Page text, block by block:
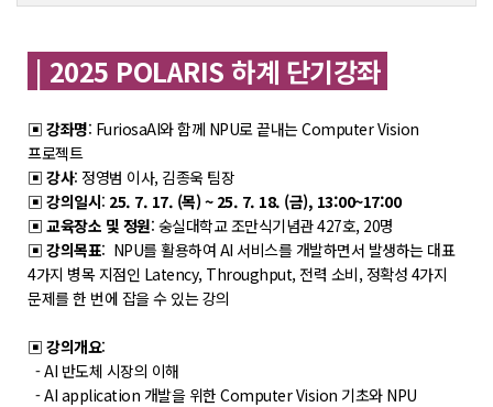
개설교과목
성과확산센터
소개
POLAR explorer
POLAR expert
POLAR edu
| 2025 POLARIS 하계 단기강좌
▣ 강좌명: FuriosaAI와 함께 NPU로 끝내는 Computer Vision
프로젝트
▣ 강사: 정영범 이사, 김종욱 팀장
▣ 강의일시: 25. 7. 17. (목) ~ 25. 7. 18. (금), 13:00~17:00
▣ 교육장소 및 정원: 숭실대학교 조만식기념관 427호, 20명
▣ 강의목표: NPU를 활용하여 AI 서비스를 개발하면서 발생하는 대표
4가지 병목 지점인 Latency, Throughput, 전력 소비, 정확성 4가지
문제를 한 번에 잡을 수 있는 강의
▣ 강의개요:
- AI 반도체 시장의 이해
- AI application 개발을 위한 Computer Vision 기초와 NPU